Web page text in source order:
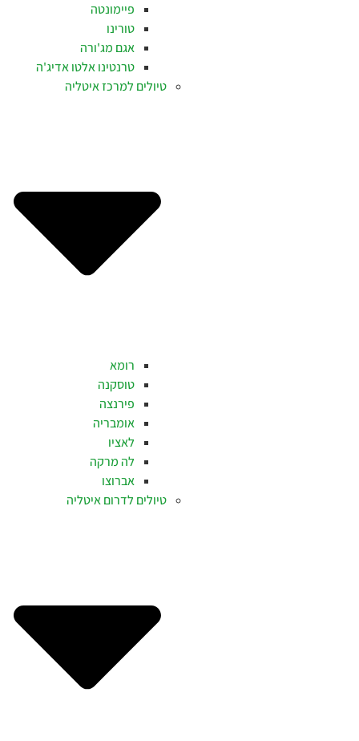
פיימונטה
טורינו
אגם מג'ורה
טרנטינו אלטו אדיג'ה
טיולים למרכז איטליה
רומא
טוסקנה
פירנצה
אומבריה
לאציו
לה מרקה
אברוצו
טיולים לדרום איטליה